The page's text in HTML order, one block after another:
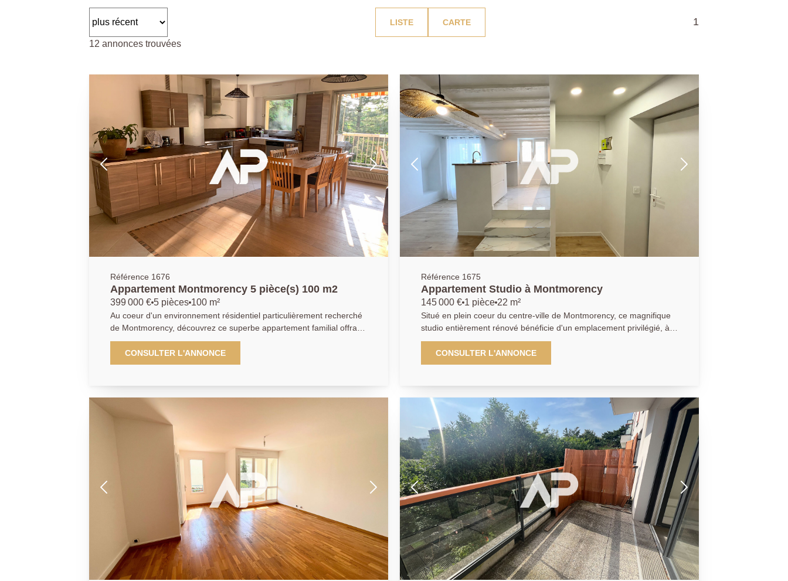
LISTE CARTE 1
12 annonces trouvées
Référence 1676
Appartement Montmorency 5 pièce(s) 100 m2
399 000 € 5 pièces 100 m²
Au coeur d'un environnement résidentiel particulièrement recherché
de Montmorency, découvrez ce superbe appartement familial offrant
un cadre de vie privilégié au sein d'une résidence parfaitement
entretenue, entourée d'un magnifique parc arboré. Dès votre arrivée,
vous serez immédiatement séduit par le calme absolu qui règne
l'entrée, les volumes généreux et la luminosité naturelle créent une
atmosphère chaleureuse et accueillante. La pièce de vie constitue le
véritable coeur de l'appartement et offre un espace de réception
particulièrement agréable. Elle réunit un salon, une salle à manger et
une superbe cuisine ouverte entièrement aménagée et équipée avec
son îlot central, idéale pour partager des moments conviviaux en
famille ou entre amis. Les larges ouvertures prolongent
naturellement cet espace vers un agréable balcon offrant une vue
entièrement dégagée sur le parc de la résidence. Cette perspective
sans vis-à-vis procure une sensation permanente de sérénité et de
bien-être. L'espace nuit a été intelligemment conçu afin de préserver
le confort et l'intimité de chacun. Il se compose de trois belles
chambres aux volumes confortables, toutes baignées de lumière et
bénéficiant d'un environnement particulièrement paisible. La salle de
CONSULTER L'ANNONCE
Référence 1675
Appartement Studio à Montmorency
145 000 € 1 pièce 22 m²
Situé en plein coeur du centre-ville de Montmorency, ce magnifique
studio entièrement rénové bénéficie d'un emplacement privilégié, à
proximité immédiate des commerces, des transports et de toutes les
commodités. Entièrement refait à neuf avec des matériaux de
qualité, il ne nécessite absolument aucun travaux. Vous n'aurez plus
confèrent un charme authentique, ainsi que par la qualité des
finitions. Chaque élément de l'appartement est neuf, de la porte
d'entrée à la cuisine, en passant par les fenêtres, les éclairages et
les équipements. L'agencement a été pensé pour optimiser chaque
mètre carré. Une véritable entrée permet d'installer facilement une
penderie ou une armoire afin de bénéficier d'un espace de
rangement supplémentaire. La kitchenette, légèrement surélevée,
crée une séparation naturelle entre les différents espaces de vie et
apporte beaucoup de caractère à l'appartement. Le séjour offre un
espace confortable pouvant accueillir un salon tandis que la seconde
partie du studio peut être aménagée en coin nuit, ou inversement
selon vos besoins. La cuisine, entièrement neuve, est à la fois
moderne et fonctionnelle. Elle dispose d'un élégant plan de travail en
bois, de nombreux placards de rangement, d'une plaque de cuisson
vitrocéramique permettant de cuisiner deux préparations
CONSULTER L'ANNONCE